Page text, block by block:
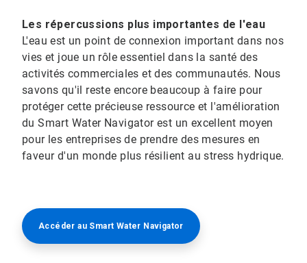
Les répercussions plus importantes de l'eau
L'eau est un point de connexion important dans nos
vies et joue un rôle essentiel dans la santé des
activités commerciales et des communautés. Nous
savons qu'il reste encore beaucoup à faire pour
protéger cette précieuse ressource et l'amélioration
du Smart Water Navigator est un excellent moyen
pour les entreprises de prendre des mesures en
faveur d'un monde plus résilient au stress hydrique.
Accéder au Smart Water Navigator​​​​​​​